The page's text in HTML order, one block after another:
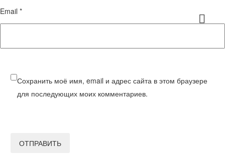
Email *
Сохранить моё имя, email и адрес сайта в этом браузере
для последующих моих комментариев.
ОТПРАВИТЬ